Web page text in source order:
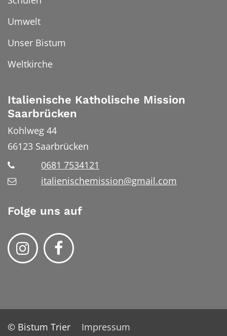
Umwelt
Unser Bistum
Weltkirche
Italienische Katholische Mission
Saarbrücken
Kohlweg 44
66123 Saarbrücken
0681 7534121
italienischemission@gmail.com
Folge uns auf
© Bistum Trier Impressum